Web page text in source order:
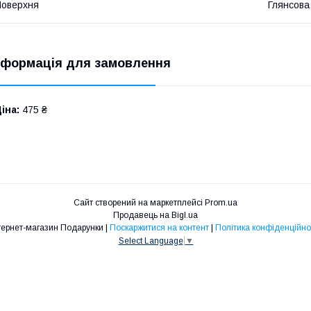
Глянсова
для замовлення
475 ₴
Сайт створений на маркетплейсі Prom.ua
Продавець на Bigl.ua
Інтернет-магазин Подарунки | Поскаржитися на контент | Політика
Select Language ▼